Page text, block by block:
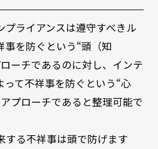
プライアンスは遵守すべきル
事を防ぐという“頭（知
ーチであるのに対し、インテ
って不祥事を防ぐという“心
アプローチであると整理可能で
する不祥事は頭で防げます